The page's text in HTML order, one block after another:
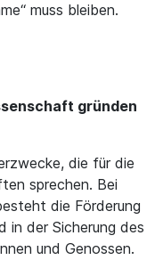
muss bleiben.
gründen
die für die
sprechen. Bei
die Förderung
in der Sicherung des
und Genossen.